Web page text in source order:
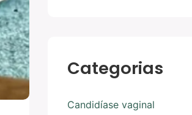
Categorias
Candidíase vaginal